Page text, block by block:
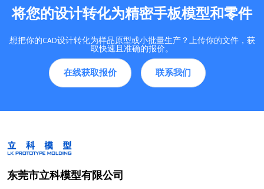
将您的设计转化为精密手板模型和零件
想把你的CAD设计转化为样品原型或小批量生产？上传你的文件，获
取快速且准确的报价。
在线获取报价 联系我们
东莞市立科模型有限公司